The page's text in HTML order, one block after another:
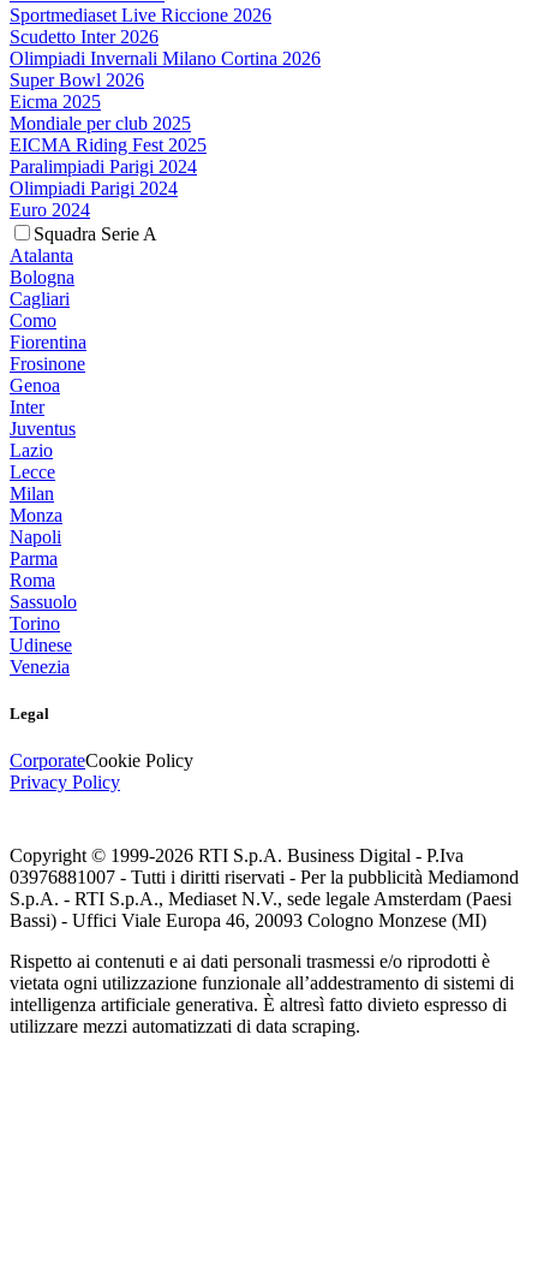
Sportmediaset Live Riccione 2026
Scudetto Inter 2026
Olimpiadi Invernali Milano Cortina 2026
Super Bowl 2026
Eicma 2025
Mondiale per club 2025
EICMA Riding Fest 2025
Paralimpiadi Parigi 2024
Olimpiadi Parigi 2024
Euro 2024
Squadra Serie A
Atalanta
Bologna
Cagliari
Como
Fiorentina
Frosinone
Genoa
Inter
Juventus
Lazio
Lecce
Milan
Monza
Napoli
Parma
Roma
Sassuolo
Torino
Udinese
Venezia
Legal
CorporateCookie Policy
Privacy Policy
Copyright © 1999-2026 RTI S.p.A. Business Digital - P.Iva
03976881007 - Tutti i diritti riservati - Per la pubblicità Mediamond
S.p.A. - RTI S.p.A., Mediaset N.V., sede legale Amsterdam (Paesi
Bassi) - Uffici Viale Europa 46, 20093 Cologno Monzese (MI)
Rispetto ai contenuti e ai dati personali trasmessi e/o riprodotti è
vietata ogni utilizzazione funzionale all’addestramento di sistemi di
intelligenza artificiale generativa. È altresì fatto divieto espresso di
utilizzare mezzi automatizzati di data scraping.